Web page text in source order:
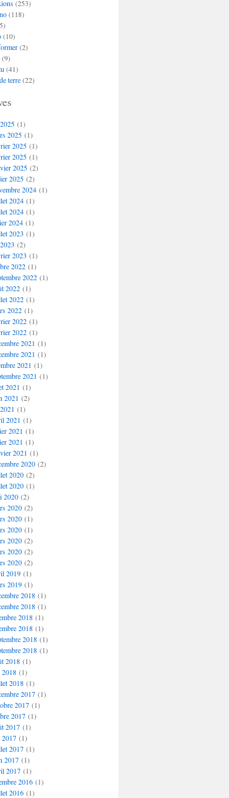
(253)
(118)
(10)
(2)
(9)
(41)
terre(22)
(1)
2025(1)
2025(1)
2025(1)
2025(2)
2025(2)
2024(1)
2024(1)
2024(1)
2024(1)
2023 (1)
(2)
2023 (1)
2022(1)
2022(1)
2022(1)
2022(1)
2022(1)
2022(1)
2022(1)
2021 (1)
2021 (1)
2021 (1)
2021 (1)
2021 (1)
2021 (2)
(1)
2021 (1)
2021 (1)
2021 (1)
2021 (1)
2020(2)
2020(2)
2020(1)
2020(2)
2020(2)
2020(1)
2020(1)
2020(2)
2020(2)
2020(2)
2019(1)
2019(1)
2018(1)
2018(1)
2018(1)
2018(1)
2018(1)
2018(1)
2018(1)
2018(1)
2018(1)
2017(1)
2017(1)
2017(1)
2017(1)
2017(1)
2017(1)
2017(1)
2017(1)
2016(1)
2016(1)